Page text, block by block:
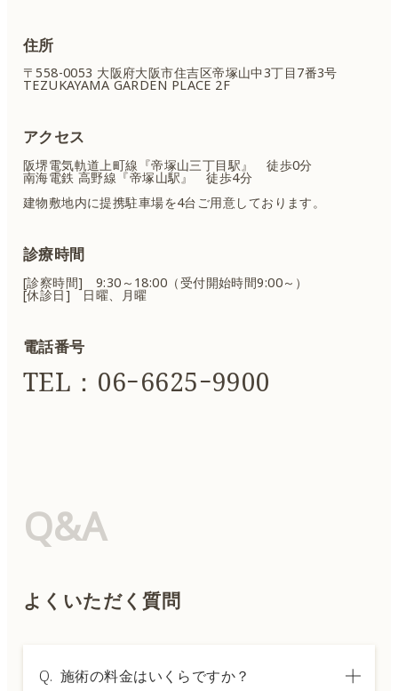
住所
〒558-0053 大阪府大阪市住吉区帝塚山中3丁目7番3号
TEZUKAYAMA GARDEN PLACE 2F
アクセス
阪堺電気軌道上町線『帝塚山三丁目駅』 徒歩0分
南海電鉄 高野線『帝塚山駅』 徒歩4分
建物敷地内に提携駐車場を4台ご用意しております。
診療時間
[診察時間] 9:30～18:00（受付開始時間9:00～）
[休診日] 日曜、月曜
電話番号
TEL：06ｰ6625ｰ9900
Q&A
よくいただく質問
Q. 施術の料金はいくらですか？